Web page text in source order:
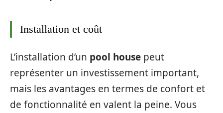
Installation et coût
L’installation d’un pool house peut
représenter un investissement important,
mais les avantages en termes de confort et
de fonctionnalité en valent la peine. Vous